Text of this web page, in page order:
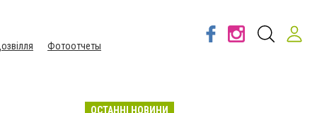
Фотоотчеты
ОСТАННІ НОВИНИ